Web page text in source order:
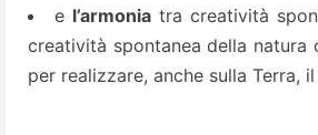
e l’armonia tra creatività
creatività spontanea della natura
per realizzare, anche sulla Terra,